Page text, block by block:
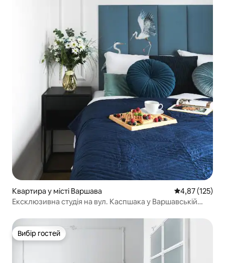
Квартира у місті Варшава Середня
4,87 (125)
Ексклюзивна студія на вул. Каспшака у Варшавській
Вибір гостей
Вибір гостей